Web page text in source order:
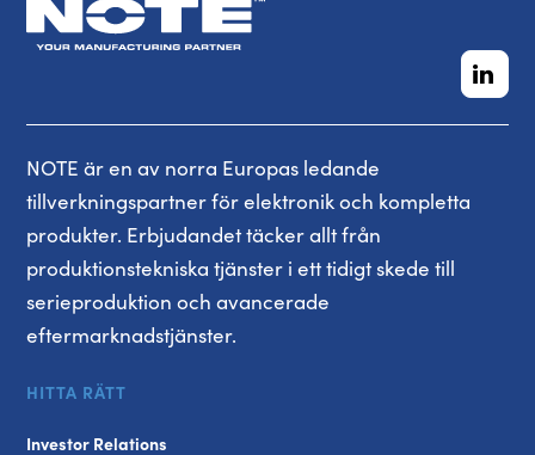
NOTE är en av norra Europas ledande
tillverkningspartner för elektronik och kompletta
produkter. Erbjudandet täcker allt från
produktionstekniska tjänster i ett tidigt skede till
serieproduktion och avancerade
eftermarknadstjänster.
HITTA RÄTT
Investor Relations